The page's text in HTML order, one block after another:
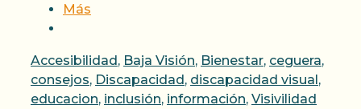
Más
Categorías
Accesibilidad, Baja Visión, Bienestar, ceguera,
consejos, Discapacidad, discapacidad visual,
educacion, inclusión, información, Visivilidad